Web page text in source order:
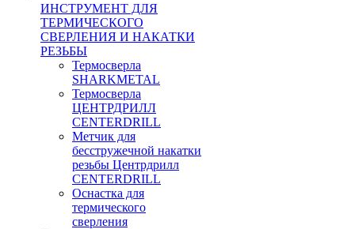
ИНСТРУМЕНТ ДЛЯ
ТЕРМИЧЕСКОГО
СВЕРЛЕНИЯ И НАКАТКИ
РЕЗЬБЫ
Термосверла
SHARKMETAL
Термосверла
ЦЕНТРДРИЛЛ
CENTERDRILL
Метчик для
бесстружечной накатки
резьбы Центрдрилл
CENTERDRILL
Оснастка для
термического
сверления